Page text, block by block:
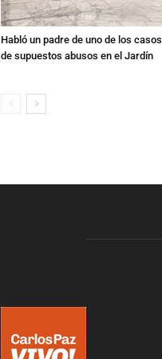
Habló un padre de uno de los casos
de supuestos abusos en el Jardín